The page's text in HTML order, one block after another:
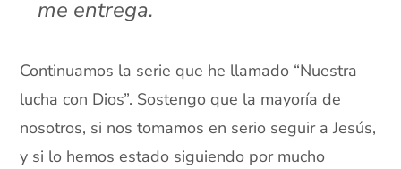
me entrega.
Continuamos la serie que he llamado “Nuestra
lucha con Dios”. Sostengo que la mayoría de
nosotros, si nos tomamos en serio seguir a Jesús,
y si lo hemos estado siguiendo por mucho